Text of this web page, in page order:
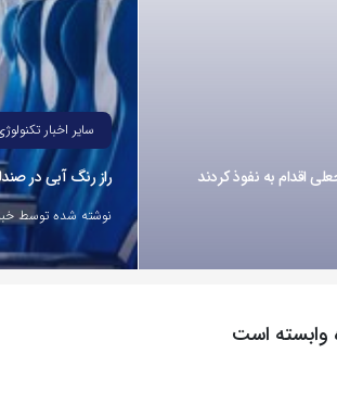
سایر اخبار
راز رنگ آبی در
نوشته شده توسط
وابسته است